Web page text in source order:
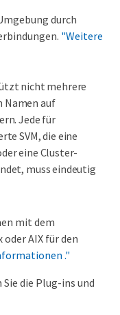
durch
"Weitere
nicht mehrere
Namen auf
Jede für
SVM, die eine
eine Cluster-
muss eindeutig
mit dem
AIX für den
."
die Plug-ins und